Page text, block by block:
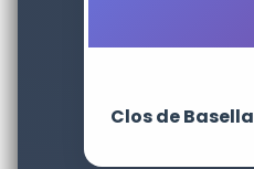
Clos de Basella